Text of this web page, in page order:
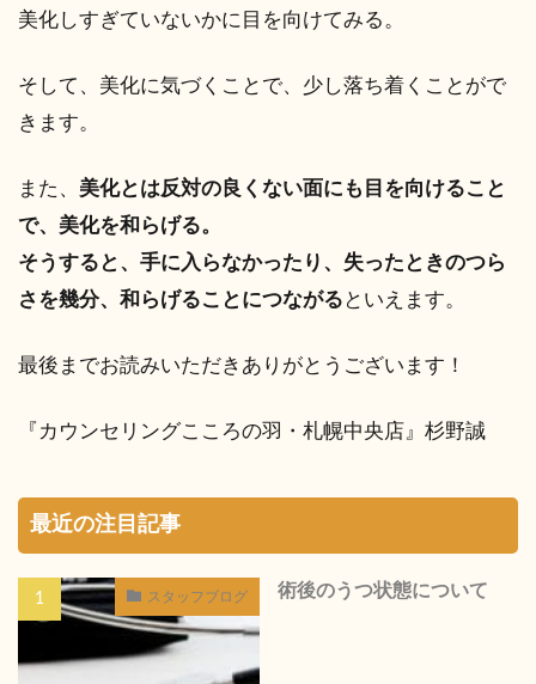
美化しすぎていないかに目を向けてみる。
そして、美化に気づくことで、少し落ち着くことがで
きます。
また、 美化とは反対の良くない面にも目を向けること
で、美化を和らげる。
そうすると、手に入らなかったり、失ったときのつら
さを幾分、和らげることにつながる といえます。
最後までお読みいただきありがとうございます！
『カウンセリングこころの羽・札幌中央店』杉野誠
最近の注目記事
スタッフブログ 術後のうつ状態について